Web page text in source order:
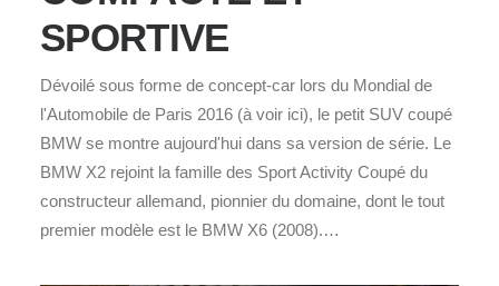
SPORTIVE
Dévoilé sous forme de concept-car lors du Mondial de
l'Automobile de Paris 2016 (à voir ici), le petit SUV coupé
BMW se montre aujourd'hui dans sa version de série. Le
BMW X2 rejoint la famille des Sport Activity Coupé du
constructeur allemand, pionnier du domaine, dont le tout
premier modèle est le BMW X6 (2008).…